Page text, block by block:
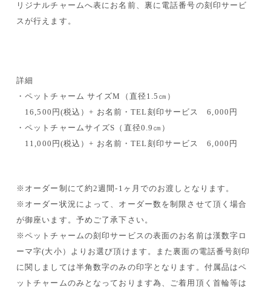
リジナルチャームへ表にお名前、裏に電話番号の刻印サービ
スが行えます。
詳細
・ペットチャーム サイズM（直径1.5㎝）
16,500円(税込）+ お名前・TEL刻印サービス 6,000円
・ペットチャームサイズS（直径0.9㎝）
11,000円(税込）+ お名前・TEL刻印サービス 6,000円
※オーダー制にて約2週間-1ヶ月でのお渡しとなります。
※オーダー状況によって、オーダー数を制限させて頂く場合
が御座います。予めご了承下さい。
※ペットチャームの刻印サービスの表面のお名前は漢数字ロ
ーマ字(大小）よりお選び頂けます。また裏面の電話番号刻印
に関しましては半角数字のみの印字となります。付属品はペ
ットチャームのみとなっております為、ご着用頂く首輪等は